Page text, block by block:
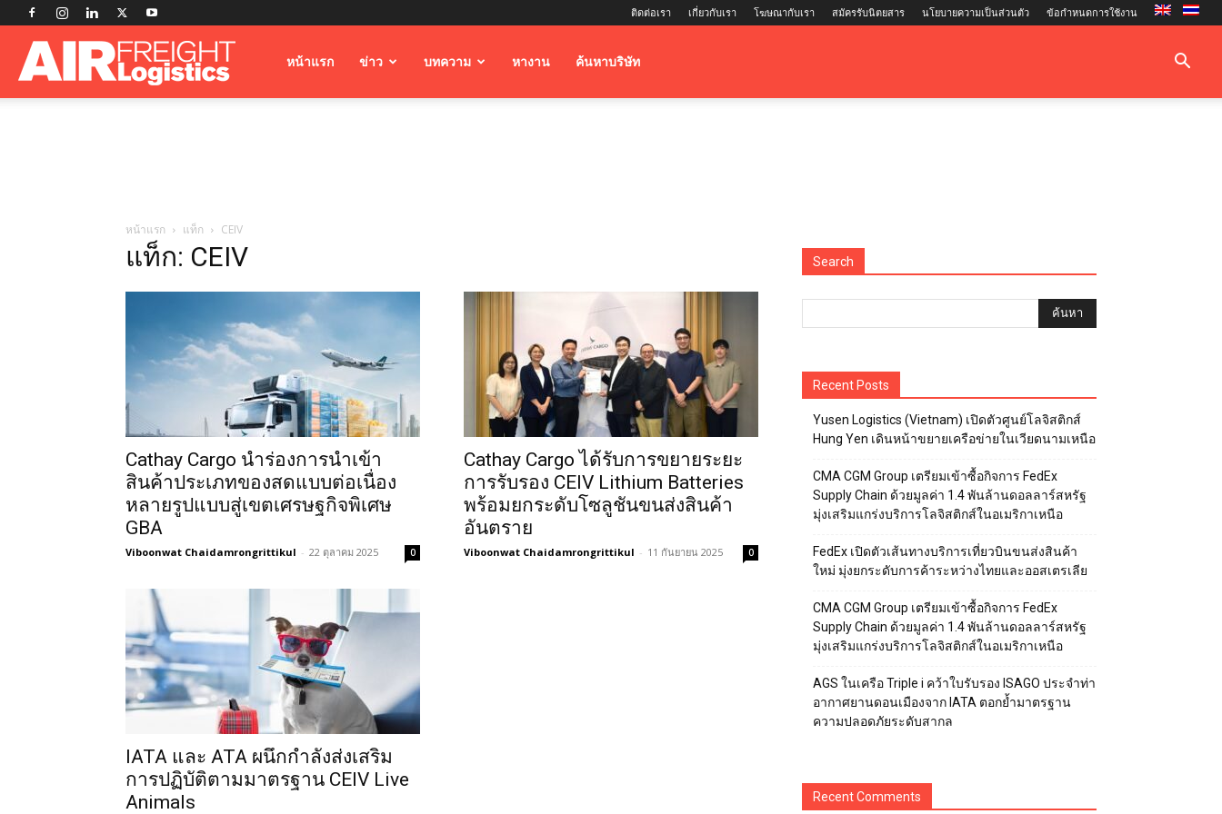
ติดต่อเรา เกี่ยวกับเรา โฆษณากับเรา สมัครรับนิตยสาร นโยบายความเป็นส่วนตัว ข้อกำหนดการใช้งาน
Airfreightหน้าแรก ข่าว บทความ หางาน ค้นหาบริษัท
หน้าแรก แท็ก CEIV
แท็ก: CEIV
Cathay Cargo นำร่องการนำเข้า
สินค้าประเภทของสดแบบต่อเนื่อง
หลายรูปแบบสู่เขตเศรษฐกิจพิเศษ
GBA
Viboonwat Chaidamrongrittikul - 22 ตุลาคม 2025 0
Cathay Cargo ได้รับการขยายระยะ
การรับรอง CEIV Lithium Batteries
พร้อมยกระดับโซลูชันขนส่งสินค้า
อันตราย
Viboonwat Chaidamrongrittikul - 11 กันยายน 2025 0
IATA และ ATA ผนึกกำลังส่งเสริม
การปฏิบัติตามมาตรฐาน CEIV Live
Animals
Search
Recent Posts
Yusen Logistics (Vietnam) เปิดตัวศูนย์โลจิสติกส์
Hung Yen เดินหน้าขยายเครือข่ายในเวียดนามเหนือ
CMA CGM Group เตรียมเข้าซื้อกิจการ FedEx
Supply Chain ด้วยมูลค่า 1.4 พันล้านดอลลาร์สหรัฐ
มุ่งเสริมแกร่งบริการโลจิสติกส์ในอเมริกาเหนือ
FedEx เปิดตัวเส้นทางบริการเที่ยวบินขนส่งสินค้า
ใหม่ มุ่งยกระดับการค้าระหว่างไทยและออสเตรเลีย
CMA CGM Group เตรียมเข้าซื้อกิจการ FedEx
Supply Chain ด้วยมูลค่า 1.4 พันล้านดอลลาร์สหรัฐ
มุ่งเสริมแกร่งบริการโลจิสติกส์ในอเมริกาเหนือ
AGS ในเครือ Triple i คว้าใบรับรอง ISAGO ประจำท่า
อากาศยานดอนเมืองจาก IATA ตอกย้ำมาตรฐาน
ความปลอดภัยระดับสากล
Recent Comments